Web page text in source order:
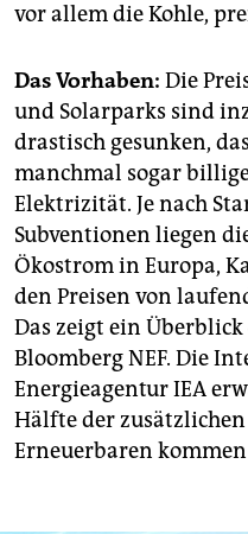
vor allem die Kohle,
Das Vorhaben: Die
und Solarparks sind
drastisch gesunken,
manchmal sogar
Elektrizität. Je nach
Subventionen liegen
Ökostrom in Europa,
den Preisen von
Das zeigt ein
Bloomberg NEF. Die
Energieagentur IEA
Hälfte der
Erneuerbaren